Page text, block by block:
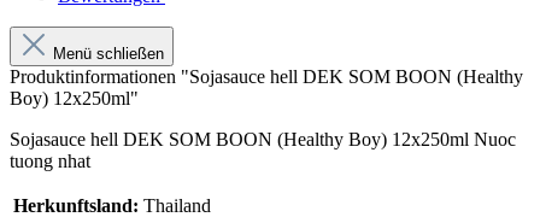
Menü schließen
Produktinformationen "Sojasauce hell DEK SOM BOON (Healthy
Boy) 12x250ml"
Sojasauce hell DEK SOM BOON (Healthy Boy) 12x250ml Nuoc
tuong nhat
Herkunftsland: Thailand